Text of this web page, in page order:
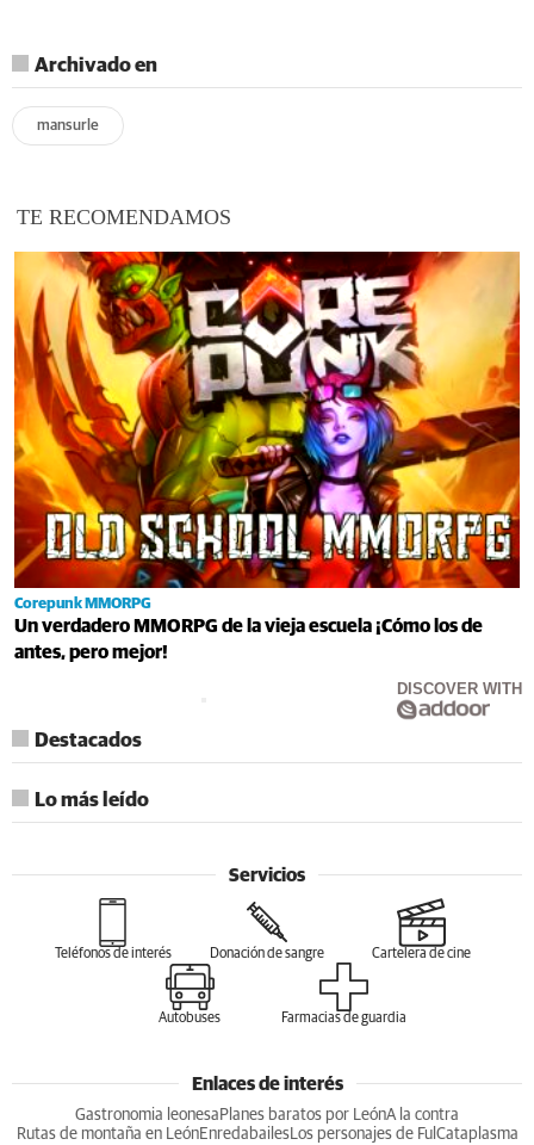
Archivado en
mansurle
TE RECOMENDAMOS
Corepunk MMORPG
Un verdadero MMORPG de la vieja escuela ¡Cómo los de
antes, pero mejor!
DISCOVER WITH
Destacados
Lo más leído
Servicios
Teléfonos de interés Donación de sangre Cartelera de cine
Autobuses Farmacias de guardia
Enlaces de interés
Gastronomia leonesa Planes baratos por LeónA la contra
Rutas de montaña en LeónEnredabailesLos personajes de Ful Cataplasma